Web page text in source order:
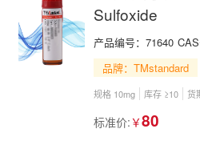
Sulfoxide
产品编号： 71640 CAS
品牌：TMstandard
规格 10mg 库存 ≥10 货
标准价: ￥80